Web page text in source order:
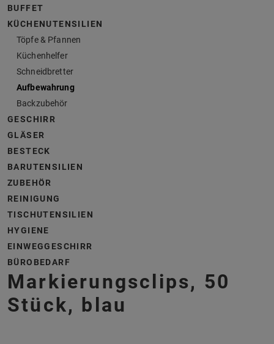
BUFFET
KÜCHENUTENSILIEN
Töpfe & Pfannen
Küchenhelfer
Schneidbretter
Aufbewahrung
Backzubehör
GESCHIRR
GLÄSER
BESTECK
BARUTENSILIEN
ZUBEHÖR
REINIGUNG
TISCHUTENSILIEN
HYGIENE
EINWEGGESCHIRR
BÜROBEDARF
Markierungsclips, 50
Stück, blau